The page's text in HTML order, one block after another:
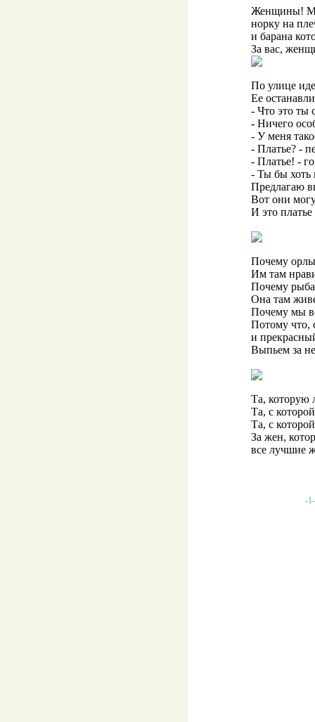
Женщины!
норку на
и барана
За вас,
По улице
Ее
- Что это ты
- Ничего
- У меня
- Платье? -
- Платье! -
- Ты бы хоть
Предлагаю
Вот они
И это платье
Почему орлы
Им там
Почему рыба
Она там
Почему мы
Потому что,
и
Выпьем за
Та, которую
Та, с
Та, с
За жен,
все лучшие
-